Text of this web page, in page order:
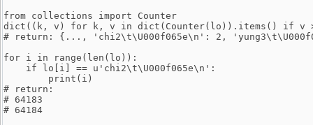
from collections import Counter
dict((k, v) for k, v in dict(Counter(lo)).items() if v
# return: {..., 'chi2\t\U000f065e\n': 2,
for i in range(len(lo)):
if lo[i] == u'chi2\t\U000f065e\n':
print(i)
# return:
# 64183
# 64184